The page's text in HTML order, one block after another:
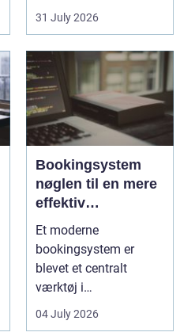
hjemmet. Flammerne
31 July 2026
Bookingsystem
nøglen til en mere
effektiv
klinikhverdag
Et moderne
bookingsystem er
blevet et centralt
værktøj i
sundhedssektoren.
Klinikker, praksis og
04 July 2026